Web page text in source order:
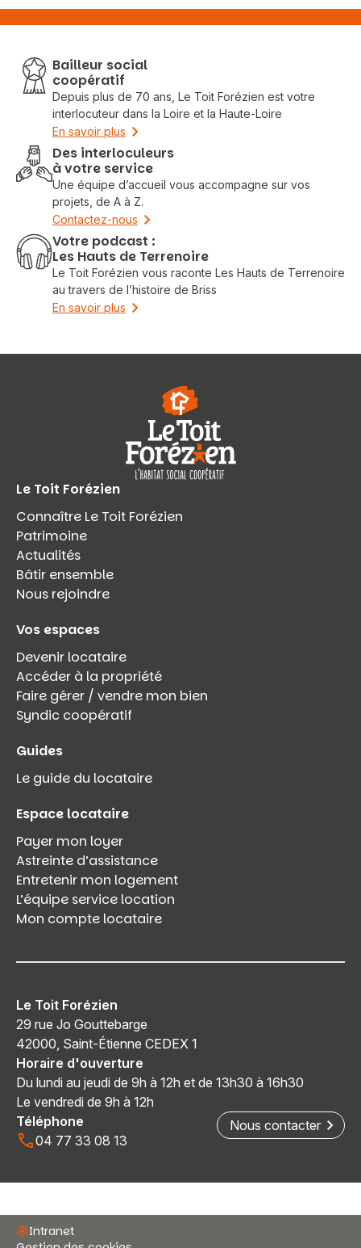
Bailleur social
coopératif
Depuis plus de 70 ans, Le Toit Forézien est votre
interlocuteur dans la Loire et la Haute-Loire
En savoir plus
Des interloculeurs
à votre service
Une équipe d’accueil vous accompagne sur vos
projets, de A à Z.
Contactez-nous
Votre podcast :
Les Hauts de Terrenoire
Le Toit Forézien vous raconte Les Hauts de Terrenoire
au travers de l’histoire de Briss
En savoir plus
Le Toit Forézien
Connaître Le Toit Forézien
Patrimoine
Actualités
Bâtir ensemble
Nous rejoindre
Vos espaces
Devenir locataire
Accéder à la propriété
Faire gérer / vendre mon bien
Syndic coopératif
Guides
Le guide du locataire
Espace locataire
Payer mon loyer
Astreinte d’assistance
Entretenir mon logement
L’équipe service location
Mon compte locataire
Le Toit Forézien
29 rue Jo Gouttebarge
42000, Saint-Étienne CEDEX 1
Horaire d'ouverture
Du lundi au jeudi de 9h à 12h et de 13h30 à 16h30
Le vendredi de 9h à 12h
Téléphone
04 77 33 08 13
Nous contacter
Intranet